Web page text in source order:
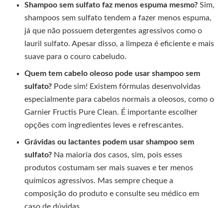
Shampoo sem sulfato faz menos espuma mesmo? Sim,
shampoos sem sulfato tendem a fazer menos espuma,
já que não possuem detergentes agressivos como o
lauril sulfato. Apesar disso, a limpeza é eficiente e mais
suave para o couro cabeludo.
Quem tem cabelo oleoso pode usar shampoo sem
sulfato? Pode sim! Existem fórmulas desenvolvidas
especialmente para cabelos normais a oleosos, como o
Garnier Fructis Pure Clean. É importante escolher
opções com ingredientes leves e refrescantes.
Grávidas ou lactantes podem usar shampoo sem
sulfato? Na maioria dos casos, sim, pois esses
produtos costumam ser mais suaves e ter menos
químicos agressivos. Mas sempre cheque a
composição do produto e consulte seu médico em